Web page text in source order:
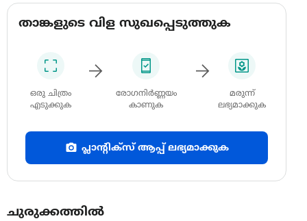
താങ്കളുടെ വിള സുഖപ്പെടുത്തുക
ഒരു ചിത്രം
എടുക്കുക
രോഗനിർണ്ണയം
കാണുക
മരുന്ന്
ലഭ്യമാക്കുക
പ്ലാന്റിക്സ് ആപ്പ് ലഭ്യമാക്കുക
ചുരുക്കത്തിൽ